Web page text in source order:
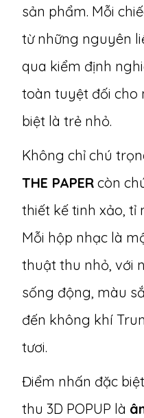
sản phẩm. Mỗi
từ những nguyên
qua kiểm định
toàn tuyệt đối cho
biệt là trẻ nhỏ.
Không chỉ chú
THE PAPER còn
thiết kế tinh xảo, tỉ
Mỗi hộp nhạc là
thuật thu nhỏ, với
sống động, màu
đến không khí
tươi.
Điểm nhấn đặc
thu 3D POPUP là